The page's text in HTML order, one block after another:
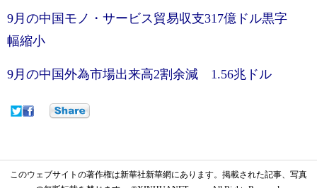
9月の中国モノ・サービス貿易収支317億ドル黒字
幅縮小
9月の中国外為市場出来高2割余減 1.56兆ドル
このウェブサイトの著作権は新華社新華網にあります。掲載された記事、写真